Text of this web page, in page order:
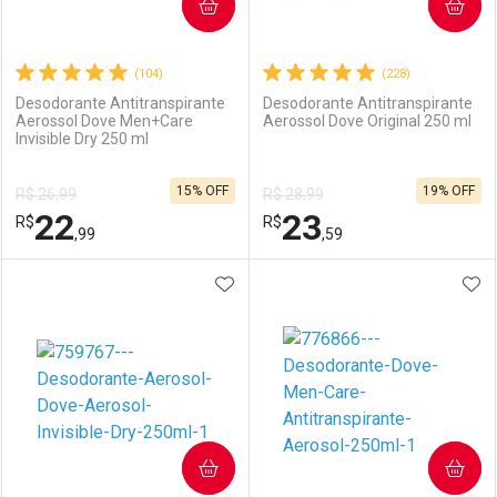
(104)
Desodorante Antitranspirante
Aerossol Dove Men+Care
Invisible Dry 250 ml
R$ 26,99
R$22,99
15% OFF
COMPRAR
Laboratório
Por Menos
(228)
Desodorante Antitranspirante
Aerossol Dove Original 250 ml
R$ 28,99
R$23,59
19% OFF
COMPRAR
Laboratório
Por Menos
ADICIONAR AOS FAVORITOS
COMPRAR COMPRAR